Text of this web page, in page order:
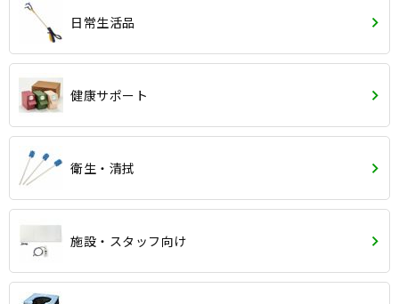
日常生活品
健康サポート
衛生・清拭
施設・スタッフ向け